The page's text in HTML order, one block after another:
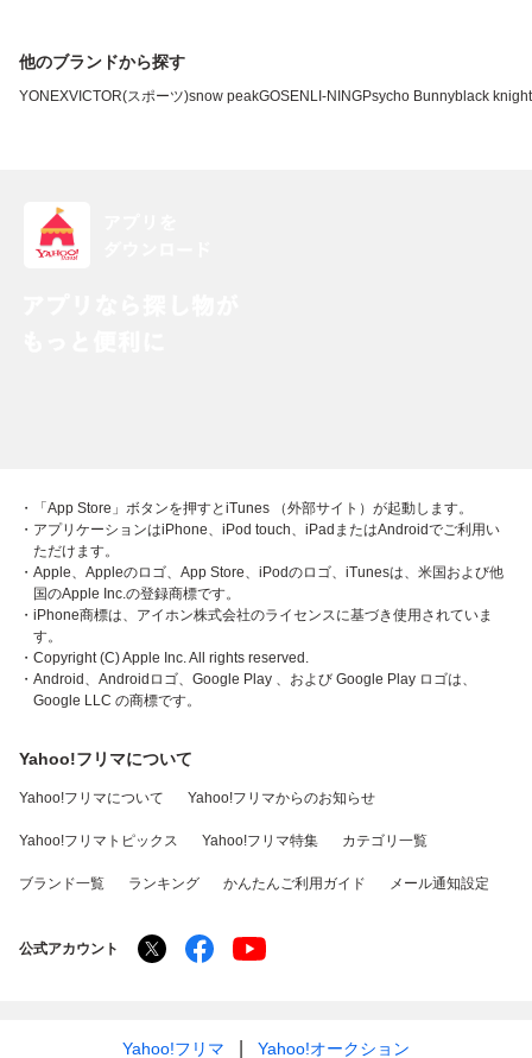
他のブランドから探す
YONEXVICTOR(スポーツ)snow peakGOSEN LI-NINGPsycho Bunnyblack knight
・「App Store」ボタンを押すとiTunes （外部サイト）が起動します。
・アプリケーションはiPhone、iPod touch、iPadまたはAndroidでご利用い
ただけます。
・Apple、Appleのロゴ、App Store、iPodのロゴ、iTunesは、米国および他
国のApple Inc.の登録商標です。
・iPhone商標は、アイホン株式会社のライセンスに基づき使用されていま
す。
・Copyright (C) Apple Inc. All rights reserved.
・Android、Androidロゴ、Google Play 、および Google Play ロゴは、
Google LLC の商標です。
Yahoo!フリマについて
Yahoo!フリマについて Yahoo!フリマからのお知らせ
Yahoo!フリマトピックス Yahoo!フリマ特集 カテゴリ一覧
ブランド一覧 ランキング かんたんご利用ガイド メール通知設定
公式アカウント
Yahoo!フリマ Yahoo!オークション